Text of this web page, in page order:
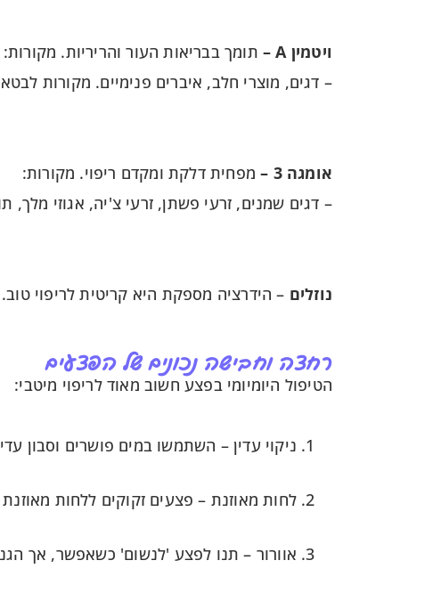
ויטמין A
– תומך בבריאות העור והריריות. מקורות:
– דגים, מוצרי חלב, איברים פנימיים. מקורות
אומגה 3 –
מפחית דלקת ומקדם ריפוי. מקורות:
– דגים שמנים, זרעי פשתן, זרעי צ'יה, אגוזי מלך, תוספי
נוזלים – הידרציה מספקת היא קריטית לריפוי טוב. שתו לפחות 8-
רחצה וחבישה נכונים של הפצעים
הטיפול היומיומי בפצע חשוב מאוד לריפוי מיטבי:
ניקוי עדין – השתמשו במים פושרים וסבון
לחות מאוזנת – פצעים זקוקים ללחות
אוורור – תנו לפצע 'לנשום' כשאפשר, אך